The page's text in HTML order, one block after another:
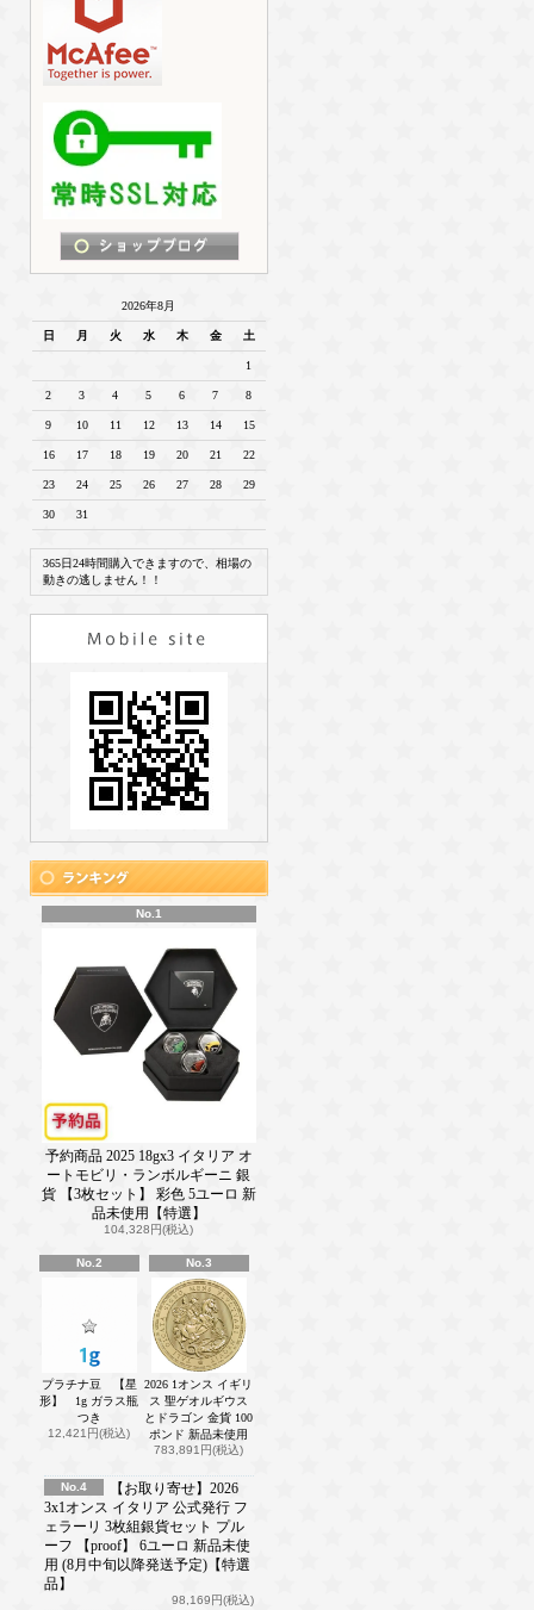
2026年8月
日 月 火 水 木 金 土
1
2 3 4 5 6 7 8
9 10 11 12 13 14 15
16 17 18 19 20 21 22
23 24 25 26 27 28 29
30 31
365日24時間購入できますので、相場の
動きの逃しません！！
No.1
予約商品 2025 18gx3 イタリア オ
ートモビリ・ランボルギーニ 銀
貨 【3枚セット】 彩色 5ユーロ 新
品未使用【特選】
104,328円(税込)
No.2
プラチナ豆 【星
形】 1g ガラス瓶
つき
12,421円(税込)
No.3
2026 1オンス イギリ
ス 聖ゲオルギウス
とドラゴン 金貨 100
ポンド 新品未使用
783,891円(税込)
No.4
【お取り寄せ】2026
3x1オンス イタリア 公式発行 フ
ェラーリ 3枚組銀貨セット プル
ーフ 【proof】 6ユーロ 新品未使
用 (8月中旬以降発送予定)【特選
品】
98,169円(税込)